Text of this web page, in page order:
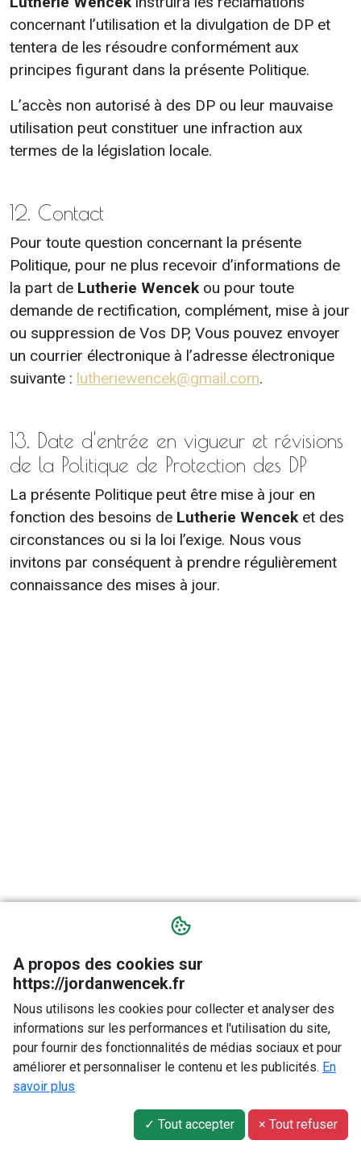
concernant l’utilisation et la divulgation de DP et
tentera de les résoudre conformément aux
principes figurant dans la présente Politique.
L’accès non autorisé à des DP ou leur mauvaise
utilisation peut constituer une infraction aux
termes de la législation locale.
12. Contact
Pour toute question concernant la présente
Politique, pour ne plus recevoir d’informations de
la part de Lutherie Wencekou pour toute
demande de rectification, complément, mise à jour
ou suppression de Vos DP, Vous pouvez envoyer
un courrier électronique à l’adresse électronique
suivante : lutheriewencek@gmail.com.
13. Date d'entrée en vigueur et révisions
de la Politique de Protection des DP
La présente Politique peut être mise à jour en
fonction des besoins de Lutherie Wenceket des
circonstances ou si la loi l’exige. Nous vous
invitons par conséquent à prendre régulièrement
connaissance des mises à jour.
A propos des cookies sur
https://jordanwencek.fr
Nous utilisons les cookies pour collecter et analyser des
informations sur les performances et l'utilisation du site,
pour fournir des fonctionnalités de médias sociaux et pour
améliorer et personnaliser le contenu et les publicités. En
savoir plus
✓ Tout accepter × Tout refuser